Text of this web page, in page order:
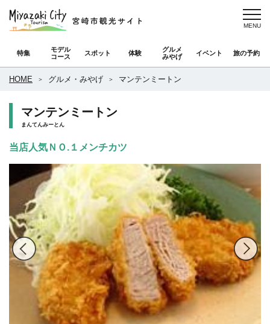
特集
モデル
コース
スポット 体験
グルメ
みやげ
イベント 旅の予約
HOME グルメ・みやげ マンテンミートン
マンテンミートン
まんてんみーとん
当店人気ＮＯ.１メンチカツ